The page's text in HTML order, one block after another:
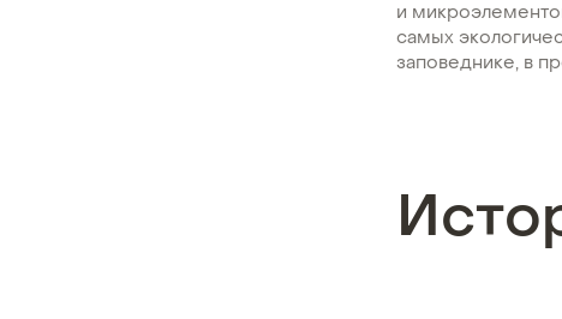
и
самых
заповеднике, в